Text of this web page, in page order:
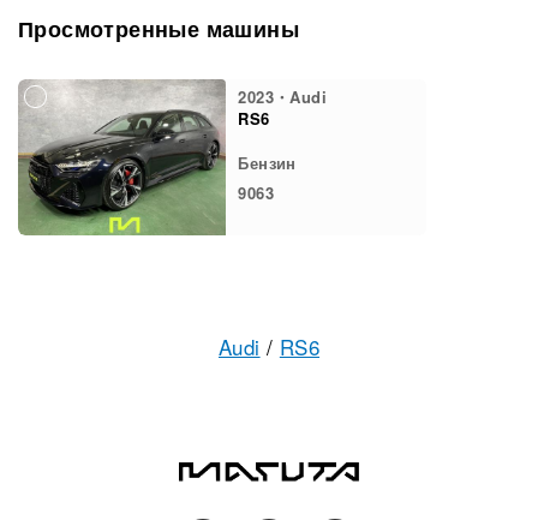
Просмотренные машины
2023・Audi
RS6
Бензин
9063
Audi / RS6